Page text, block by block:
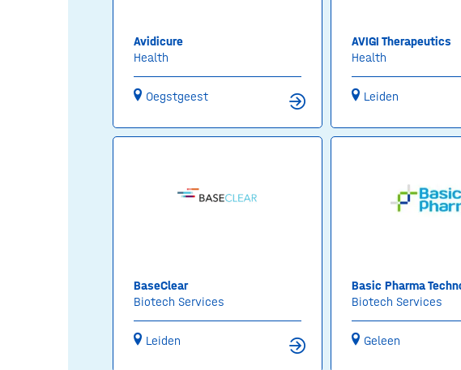
Avidicure
Health
Oegstgeest
AVIGI Therapeutics
Health
Leiden
BaseClear
Biotech Services
Leiden
Basic Pharma
Biotech Services
Geleen